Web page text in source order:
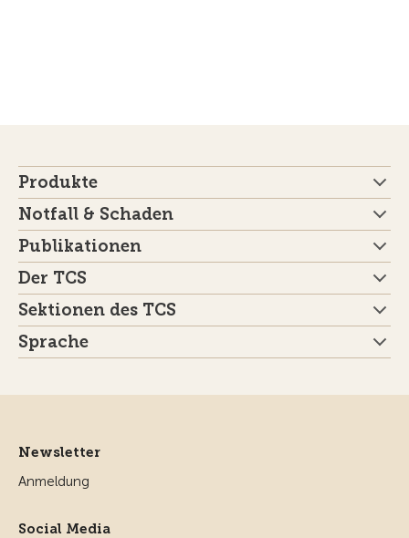
Produkte
Notfall & Schaden
Publikationen
Der TCS
Sektionen des TCS
Sprache
Newsletter
Anmeldung
Social Media